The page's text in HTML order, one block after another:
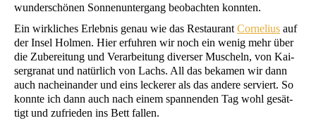
wun­der­schö­nen Son­nen­un­ter­gang beob­ach­ten konnten.
Ein wirk­li­ches Erleb­nis genau wie das Restau­rant Cor­ne­li­us auf
der Insel Hol­men. Hier erfuh­ren wir noch ein wenig mehr über
die Zube­rei­tung und Ver­ar­bei­tung diver­ser Muscheln, von Kai­
ser­gra­nat und natür­lich von Lachs. All das beka­men wir dann
auch nach­ein­an­der und eins lecke­rer als das ande­re ser­viert. So
konn­te ich dann auch nach einem span­nen­den Tag wohl gesät­
tigt und zufrie­den ins Bett fallen.